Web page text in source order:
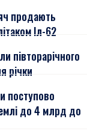
продають
Іл-62
півторарічного
річки
поступово
до 4 млрд до